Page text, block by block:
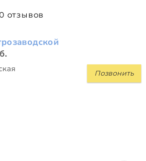
отзывов
Позвонить